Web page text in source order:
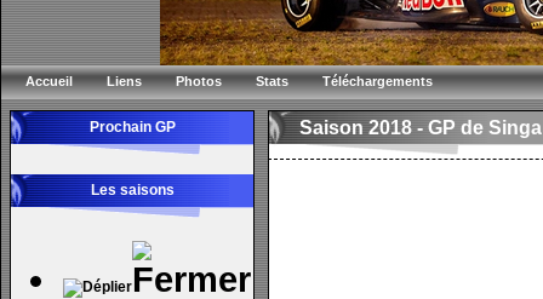
Accueil Liens Photos Stats Téléchargements
Prochain GP
Les saisons
Saison 2018 - GP de